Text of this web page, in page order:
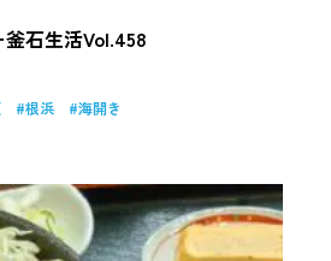
石生活Vol.458
根浜 海開き